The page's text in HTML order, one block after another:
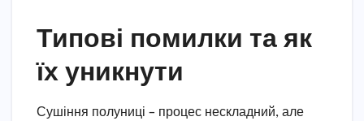
Типові помилки та як
їх уникнути
Сушіння полуниці – процес нескладний, але